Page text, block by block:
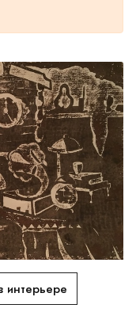
интерьере